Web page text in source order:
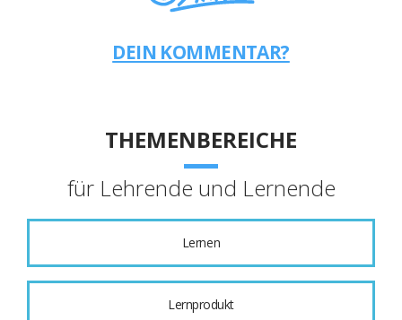
DEIN KOMMENTAR?
THEMENBEREICHE
für Lehrende und Lernende
Lernen
Lernprodukt